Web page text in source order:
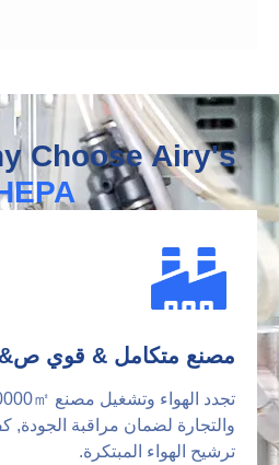
Choose Airy's
مصنع متكامل & قوي
والتجارة لضمان مراقبة الجودة,
ترشيح الهواء المبتكرة.